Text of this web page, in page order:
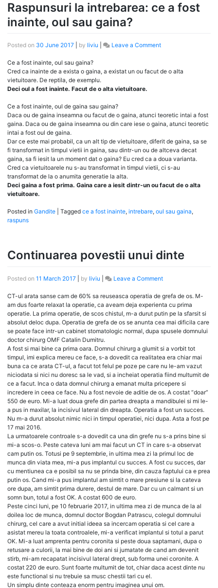
Raspunsuri la intrebarea: ce a fost
inainte, oul sau gaina?
Posted on 30 June 2017 by liviu Leave a Commenton
intrebarea:
oul
sau
Ce a fost inainte, oul sau gaina?
Cred ca inainte de a exista o gaina, a existat un ou facut de o alta
vietuitoare. De reptila, de exemplu.
Deci oul a fost inainte. Facut de o alta vietuitoare.
Ce a fost inainte, oul de gaina sau gaina?
Daca ou de gaina inseamna ou facut de o gaina, atunci teoretic intai a fost
gaina. Daca ou de gaina inseamna ou din care iese o gaina, atunci teoretic
intai a fost oul de gaina.
Dar ce este mai probabil, ca un alt tip de vietuitoare, diferit de gaina, sa se
fi transformat in timpul vietii in gaina, sau dintr-un ou de altceva decat
gaina, sa fi iesit la un moment dat o gaina? Eu cred ca a doua varianta.
Cred ca vietuitoarele nu s-au transformat in timpul vietii, ci s-au
transformat de la o anumita generatie la alta.
Deci gaina a fost prima. Gaina care a iesit dintr-un ou facut de o alta
vietuitoare.
Posted in Gandite Tagged ce a fost inainte, intrebare, oul sau gaina,
raspuns
Continuarea povestii unui dinte
Posted on 11 March 2017 by liviu Leave a Commenton
povestii
unui
dinte
CT-ul arata sanse cam de 60% sa reuseasca operatia de grefa de os. M-
am dus foarte relaxat la operatie, ca aveam deja experienta cu prima
operatie. La prima operatie, de scos chistul, m-a durut putin pe la sfarsit si
absolut deloc dupa. Operatia de grefa de os se anunta cea mai dificila care
se poate face intr-un cabinet stomatologic normal, dupa spusele domnului
doctor chirurg OMF Catalin Dumitru.
A fost si mai bine ca prima oara. Domnul chirurg a glumit si a vorbit tot
timpul, imi explica mereu ce face, s-a dovedit ca realitatea era chiar mai
buna ca ce arata CT-ul, a facut tot felul pe poze pe care nu le-am vazut
niciodata si nici nu doresc sa le vad, si a incheiat operatia fiind multumit de
ce a facut. Inca o data domnul chirurg a emanat multa pricepere si
incredere in ceea ce face. Nu a fost nevoie de aditie de os. A costat “doar”
550 de euro. Mi-a luat doua grefe din partea dreapta a mandibulei si mi le-
a pus in maxilar, la incisivul lateral din dreapta. Operatia a fost un succes.
Nu m-a durut absolut nimic nici in timpul operatiei, nici dupa. Asta a fost pe
17 mai 2016.
La urmatoarele controale s-a dovedit ca una din grefe nu s-a prins bine si
mi-a scos-o. Peste cateva luni am mai facut un CT in care s-a observat
cam putin os. Totusi pe 9 septembrie, in ultima mea zi la primul loc de
munca din viata mea, mi-a pus implantul cu succes. A fost cu succes, dar
cu mentiunea ca e posibil sa nu se prinda bine, din cauza faptului ca e prea
putin os. Cand mi-a pus implantul am simtit o mare presiune si la cateva
ore dupa, am simtit prima durere, destul de mare. Dar cu un calmant si un
somn bun, totul a fost OK. A costat 600 de euro.
Peste cinci luni, pe 10 februarie 2017, in ultima mea zi de munca de la al
doilea loc de munca, domnul doctor Bogdan Patrascu, colegul domnului
chirurg, cel care a avut initial ideea sa incercam operatia si cel care a
asistat mereu la toata controalele, mi-a verificat implantul si totul a parut
OK. Mi-a luat amprenta pentru coronita si peste doua saptamani, dupa o
retusare a culorii, la mai bine de doi ani si jumatate de cand am devenit
stirb, mi-am recapatat incisivul lateral drept, sub forma unei coronite. A
costat 220 de euro. Sunt foarte multumit de tot, chiar daca acest dinte nu
este functional si nu trebuie sa musc chestii tari cu el.
Un simplu dinte conteaza enorm pentru imaginea unui om.